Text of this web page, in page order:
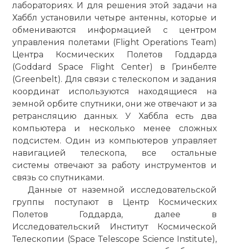
лабораториях. И для решения этой задачи на
Хаббл установили четыре антенны, которые и
обмениваются информацией с центром
управления полетами (Flight Operations Team)
Центра Космических Полетов Годдарда
(Goddard Space Flight Center) в Гринбелте
(Greenbelt). Для связи с телескопом и задания
координат используются находящиеся на
земной орбите спутники, они же отвечают и за
ретрансляцию данных. У Хаббла есть два
компьютера и несколько менее сложных
подсистем. Один из компьютеров управляет
навигацией телескопа, все остальные
системы отвечают за работу инструментов и
связь со спутниками.
Данные от наземной исследовательской
группы поступают в Центр Космических
Полетов Годдарда, далее в
Исследовательский Институт Космической
Телескопии (Space Telescope Science Institute),